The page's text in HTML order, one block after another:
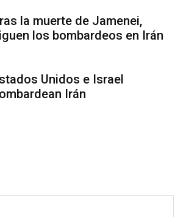
la muerte de Jamenei,
los bombardeos en Irán
Unidos e Israel
Irán